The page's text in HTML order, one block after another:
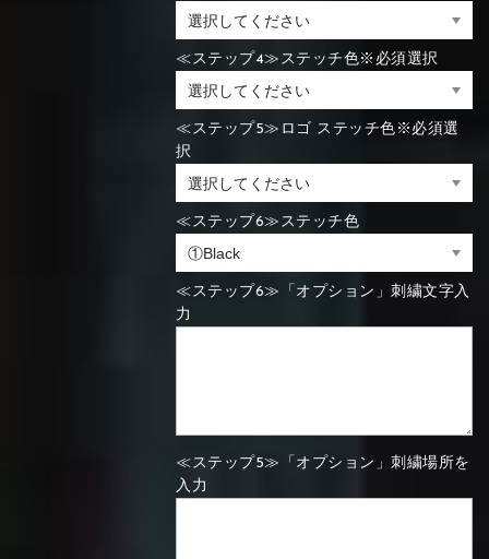
≪ステップ4≫ステッチ色※必須選択
≪ステップ5≫ロゴ ステッチ色※必須選
択
≪ステップ6≫ステッチ色
≪ステップ6≫「オプション」刺繍文字入
力
≪ステップ5≫「オプション」刺繍場所を
入力